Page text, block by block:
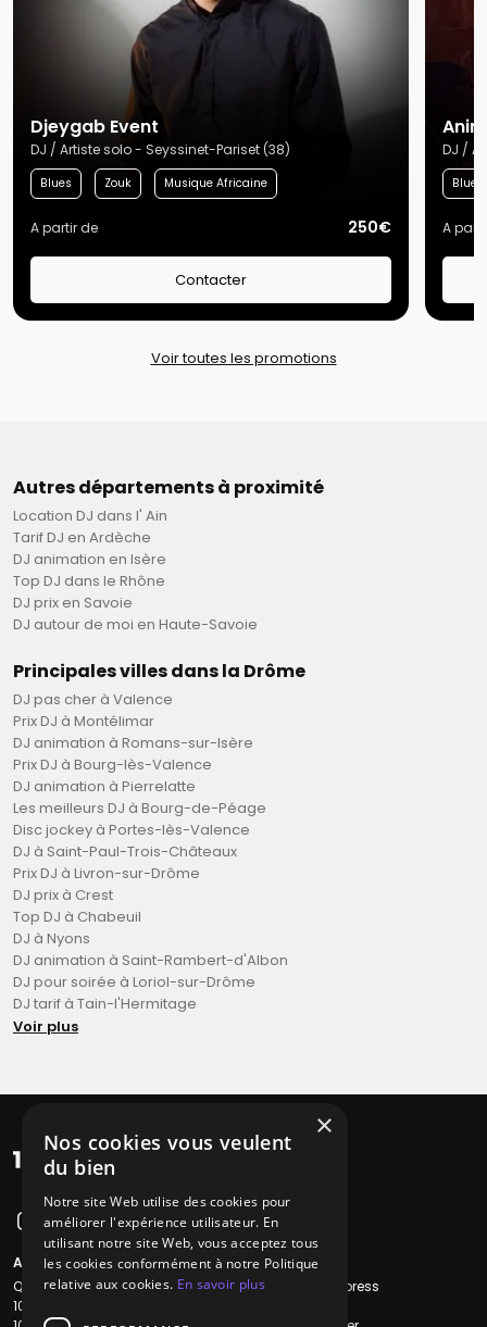
Djeygab Event
DJ / Artiste solo - Seyssinet-Pariset (38)
Blues Zouk Musique Africaine
A partir de 250€
Contacter
DJ /
Blues
A
Voir toutes les promotions
Autres départements à proximité
Location DJ dans l' Ain
Tarif DJ en Ardèche
DJ animation en Isère
Top DJ dans le Rhône
DJ prix en Savoie
DJ autour de moi en Haute-Savoie
Principales villes dans la Drôme
DJ pas cher à Valence
Prix DJ à Montélimar
DJ animation à Romans-sur-Isère
Prix DJ à Bourg-lès-Valence
DJ animation à Pierrelatte
Les meilleurs DJ à Bourg-de-Péage
Disc jockey à Portes-lès-Valence
DJ à Saint-Paul-Trois-Châteaux
Prix DJ à Livron-sur-Drôme
DJ prix à Crest
Top DJ à Chabeuil
DJ à Nyons
DJ animation à Saint-Rambert-d'Albon
DJ pour soirée à Loriol-sur-Drôme
DJ tarif à Tain-l'Hermitage
Voir plus
A propos
Qui sommes-nous ?
1001Salles
Liens utiles
Recherche Express
×
Nos cookies vous veulent
du bien
Notre site Web utilise des cookies pour
améliorer l'expérience utilisateur. En
utilisant notre site Web, vous acceptez tous
les cookies conformément à notre Politique
relative aux cookies. En savoir plus